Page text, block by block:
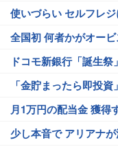
使いづらい セルフレ
全国初 何者かがオー
ドコモ新銀行「誕生祭
「金貯まったら即投
月1万円の配当金 獲得
少し本音で アリアナ